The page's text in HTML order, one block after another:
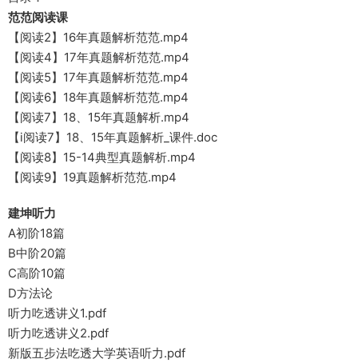
范范阅读课
【阅读2】16年真题解析范范.mp4
【阅读4】17年真题解析范范.mp4
【阅读5】17年真题解析范范.mp4
【阅读6】18年真题解析范范.mp4
【阅读7】18、15年真题解析.mp4
【i阅读7】18、15年真题解析_课件.doc
【阅读8】15-14典型真题解析.mp4
【阅读9】19真题解析范范.mp4
建坤听力
A初阶18篇
B中阶20篇
C高阶10篇
D方法论
听力吃透讲义1.pdf
听力吃透讲义2.pdf
新版五步法吃透大学英语听力.pdf